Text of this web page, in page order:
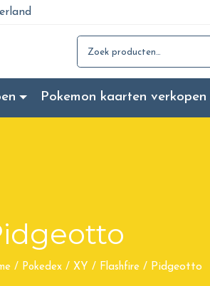
Search for:
Pokemon kaarten verkopen
/ Pokedex / XY / Flashfire / Pidgeotto